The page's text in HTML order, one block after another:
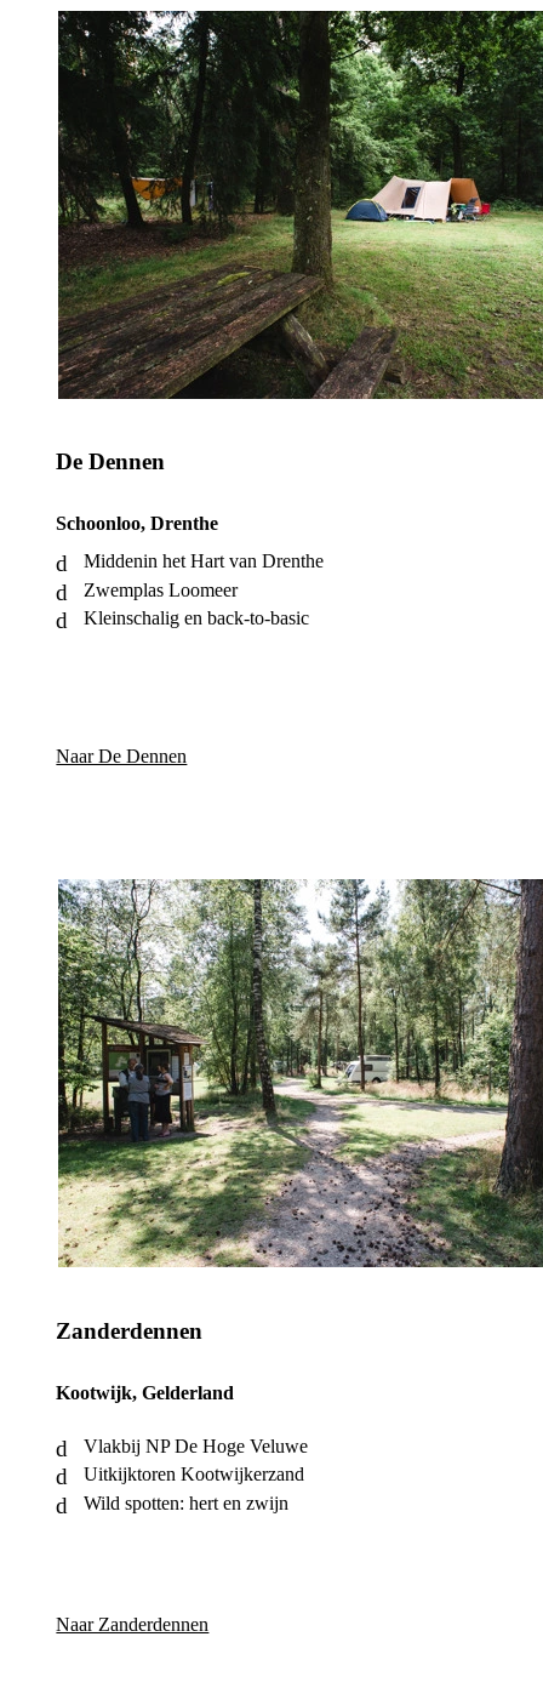
De Dennen
Schoonloo, Drenthe
Middenin het Hart van Drenthe
Zwemplas Loomeer
Kleinschalig en back-to-basic
Naar De Dennen
Zanderdennen
Kootwijk, Gelderland
Vlakbij NP De Hoge Veluwe
Uitkijktoren Kootwijkerzand
Wild spotten: hert en zwijn
Naar Zanderdennen